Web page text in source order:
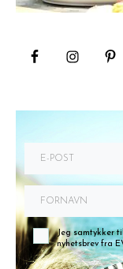
Jeg samtykker
nyhetsbrev fra